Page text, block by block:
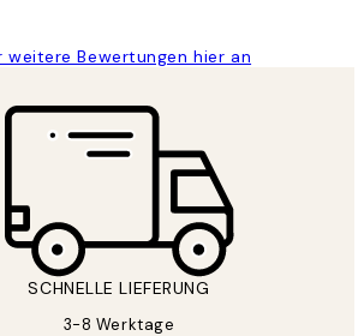
weitere Bewertungen hier an
SCHNELLE LIEFERUNG
3-8 Werktage